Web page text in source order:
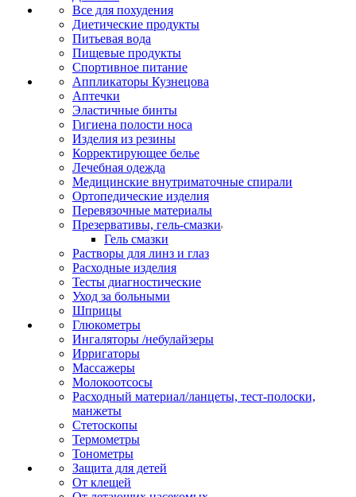
Все для похудения
Диетические продукты
Питьевая вода
Пищевые продукты
Спортивное питание
Аппликаторы Кузнецова
Аптечки
Эластичные бинты
Гигиена полости носа
Изделия из резины
Корректирующее белье
Лечебная одежда
Медицинские внутриматочные спирали
Ортопедические изделия
Перевязочные материалы
Презервативы, гель-смазки
Гель смазки
Растворы для линз и глаз
Расходные изделия
Тесты диагностические
Уход за больными
Шприцы
Глюкометры
Ингаляторы /небулайзеры
Ирригаторы
Массажеры
Молокоотсосы
Расходный материал/ланцеты, тест-полоски,
манжеты
Стетоскопы
Термометры
Тонометры
Защита для детей
От клещей